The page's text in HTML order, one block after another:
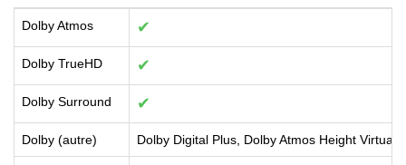
Dolby Atmos ✔
Dolby TrueHD ✔
Dolby Surround ✔
Dolby (autre) Dolby Digital Plus, Dolby Atmos Height